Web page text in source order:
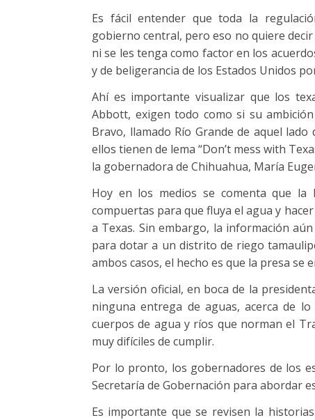
Es fácil entender que toda la
gobierno central, pero eso no quiere
ni se les tenga como factor en los
y de beligerancia de los Estados Unidos
Ahí es importante visualizar que los
Abbott, exigen todo como si su
Bravo, llamado Río Grande de aquel
ellos tienen de lema “Don’t mess with
la gobernadora de Chihuahua, María
Hoy en los medios se comenta que la
compuertas para que fluya el agua y
a Texas. Sin embargo, la información
para dotar a un distrito de riego
ambos casos, el hecho es que la presa se
La versión oficial, en boca de la
ninguna entrega de aguas, acerca de
cuerpos de agua y ríos que norman el
muy difíciles de cumplir.
Por lo pronto, los gobernadores de los
Secretaría de Gobernación para abordar
Es importante que se revisen la